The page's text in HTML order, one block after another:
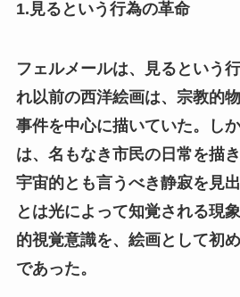
1.見るという行為の革命
フェルメールは、見るという
れ以前の西洋絵画は、宗教的
事件を中心に描いていた。し
は、名もなき市民の日常を描
宇宙的とも言うべき静寂を見
とは光によって知覚される現
的視覚意識を、絵画として初
であった。